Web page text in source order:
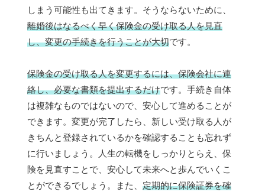
しまう可能性も出てきます。そうならないために、
離婚後はなるべく早く保険金の受け取る人を見直
し、変更の手続きを行うことが大切です。
保険金の受け取る人を変更するには、保険会社に連
絡し、必要な書類を提出するだけです。手続き自体
は複雑なものではないので、安心して進めることが
できます。変更が完了したら、新しい受け取る人が
きちんと登録されているかを確認することも忘れず
に行いましょう。人生の転機をしっかりとらえ、保
険を見直すことで、安心して未来へと歩んでいくこ
とができるでしょう。また、 定期的に保険証券を確